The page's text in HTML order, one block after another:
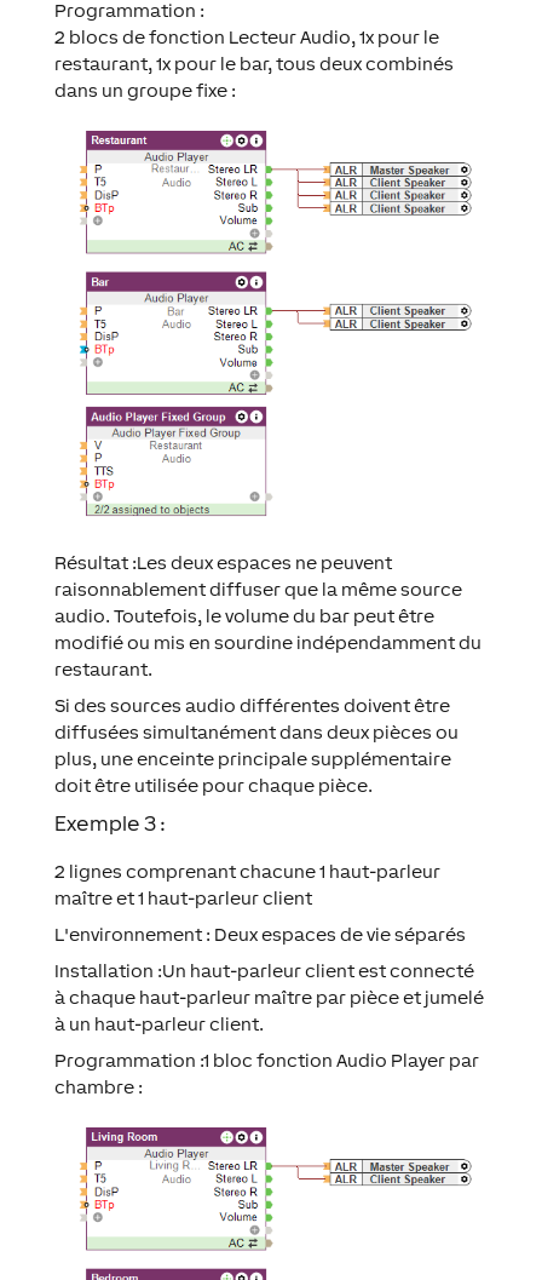
Programmation :
2 blocs de fonction Lecteur Audio, 1x pour le
restaurant, 1x pour le bar, tous deux combinés
dans un groupe fixe :
Résultat :Les deux espaces ne peuvent
raisonnablement diffuser que la même source
audio. Toutefois, le volume du bar peut être
modifié ou mis en sourdine indépendamment du
restaurant.
Si des sources audio différentes doivent être
diffusées simultanément dans deux pièces ou
plus, une enceinte principale supplémentaire
doit être utilisée pour chaque pièce.
Exemple 3 :
2 lignes comprenant chacune 1 haut-parleur
maître et 1 haut-parleur client
L'environnement : Deux espaces de vie séparés
Installation :Un haut-parleur client est connecté
à chaque haut-parleur maître par pièce et jumelé
à un haut-parleur client.
Programmation :1 bloc fonction Audio Player par
chambre :